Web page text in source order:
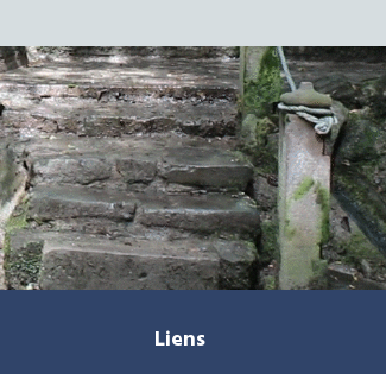
Liens